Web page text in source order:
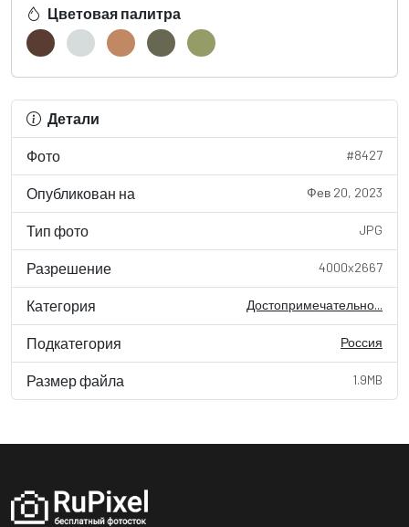
Цветовая палитра
Детали
Фото #8427
Опубликован на Фев 20, 2023
Тип фото JPG
Разрешение 4000x2667
Категория Достопримечательно...
Подкатегория Россия
Размер файла 1.9MB